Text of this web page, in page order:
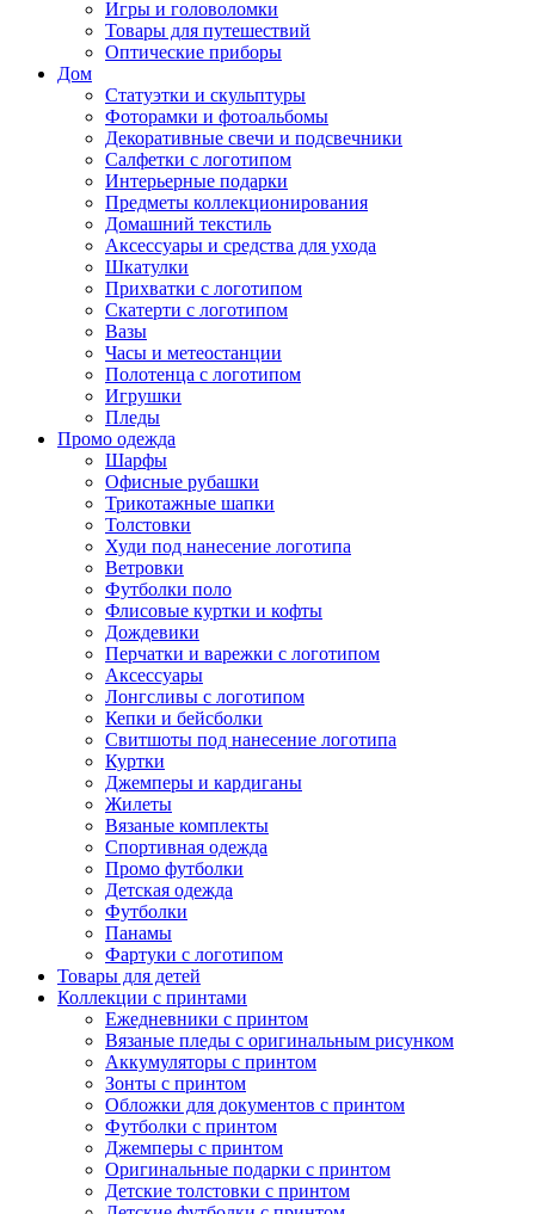
Игры и головоломки
Товары для путешествий
Оптические приборы
Дом
Статуэтки и скульптуры
Фоторамки и фотоальбомы
Декоративные свечи и подсвечники
Салфетки с логотипом
Интерьерные подарки
Предметы коллекционирования
Домашний текстиль
Аксессуары и средства для ухода
Шкатулки
Прихватки с логотипом
Скатерти с логотипом
Вазы
Часы и метеостанции
Полотенца с логотипом
Игрушки
Пледы
Промо одежда
Шарфы
Офисные рубашки
Трикотажные шапки
Толстовки
Худи под нанесение логотипа
Ветровки
Футболки поло
Флисовые куртки и кофты
Дождевики
Перчатки и варежки с логотипом
Аксессуары
Лонгсливы с логотипом
Кепки и бейсболки
Свитшоты под нанесение логотипа
Куртки
Джемперы и кардиганы
Жилеты
Вязаные комплекты
Спортивная одежда
Промо футболки
Детская одежда
Футболки
Панамы
Фартуки с логотипом
Товары для детей
Коллекции с принтами
Ежедневники с принтом
Вязаные пледы с оригинальным рисунком
Аккумуляторы с принтом
Зонты с принтом
Обложки для документов с принтом
Футболки с принтом
Джемперы с принтом
Оригинальные подарки с принтом
Детские толстовки с принтом